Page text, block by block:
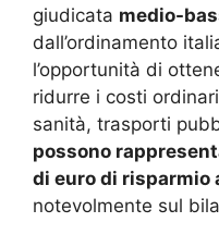
giudicata medio-
dall’ordinamento
l’opportunità di
ridurre i costi
sanità, trasporti
possono
di euro di risparmio
notevolmente sul